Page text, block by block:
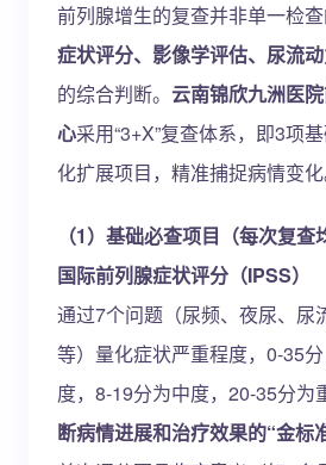
前列腺增生的复查并非单一检
症状评分、影像学评估、尿流
的综合判断。 云南锦欣九洲医
心采用“3+X”复查体系，即3项
化扩展项目，精准捕捉病情变化
（1）基础必查项目（每次复查
国际前列腺症状评分（IPSS）
通过7个问题（尿频、夜尿、尿
等）量化症状严重程度，0-35
度，8-19分为中度，20-35分为
断病情进展和治疗效果的“金标